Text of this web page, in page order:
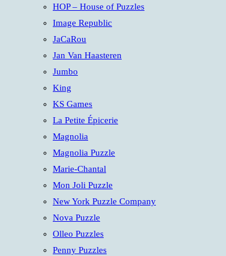
HOP – House of Puzzles
Image Republic
JaCaRou
Jan Van Haasteren
Jumbo
King
KS Games
La Petite Épicerie
Magnolia
Magnolia Puzzle
Marie-Chantal
Mon Joli Puzzle
New York Puzzle Company
Nova Puzzle
Olleo Puzzles
Penny Puzzles